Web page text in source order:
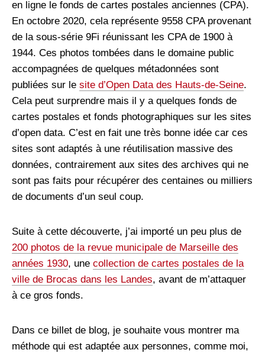
en ligne le fonds de cartes postales anciennes (CPA).
En octobre 2020, cela représente 9558 CPA provenant
de la sous-série 9Fi réunissant les CPA de 1900 à
1944. Ces photos tombées dans le domaine public
accompagnées de quelques métadonnées sont
publiées sur le site d’Open Data des Hauts-de-Seine.
Cela peut surprendre mais il y a quelques fonds de
cartes postales et fonds photographiques sur les sites
d’open data. C’est en fait une très bonne idée car ces
sites sont adaptés à une réutilisation massive des
données, contrairement aux sites des archives qui ne
sont pas faits pour récupérer des centaines ou milliers
de documents d’un seul coup.
Suite à cette découverte, j’ai importé un peu plus de
200 photos de la revue municipale de Marseille des
années 1930, une collection de cartes postales de la
ville de Brocas dans les Landes, avant de m’attaquer
à ce gros fonds.
Dans ce billet de blog, je souhaite vous montrer ma
méthode qui est adaptée aux personnes, comme moi,